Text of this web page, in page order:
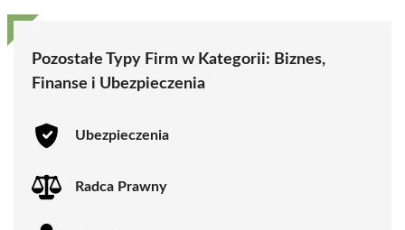
Pozostałe Typy Firm w Kategorii: Biznes,
Finanse i Ubezpieczenia
Ubezpieczenia
Radca Prawny